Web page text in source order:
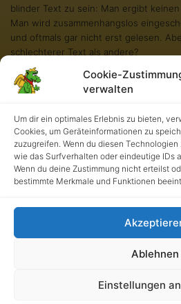
Cookie-
verwalten
Um dir ein optimales Erlebnis zu bieten,
Cookies, um Geräteinformationen zu
zuzugreifen. Wenn du diesen
wie das Surfverhalten oder eindeutige IDs
Wenn du deine Zustimmung nicht erteilst
bestimmte Merkmale und Funktionen
Ablehnen
Einstellungen
blinder Text zu sein: Man ergibt keinen
Man wird zusammenhangslos
und oftmals gar nicht erst gelesen.
schlechterer Text als andere?
Na gut, ich werde nie in den
Texte schaffen das auch nicht. Und
lesen, so habe ich als kleiner
die richtigen und wichtigen Texte